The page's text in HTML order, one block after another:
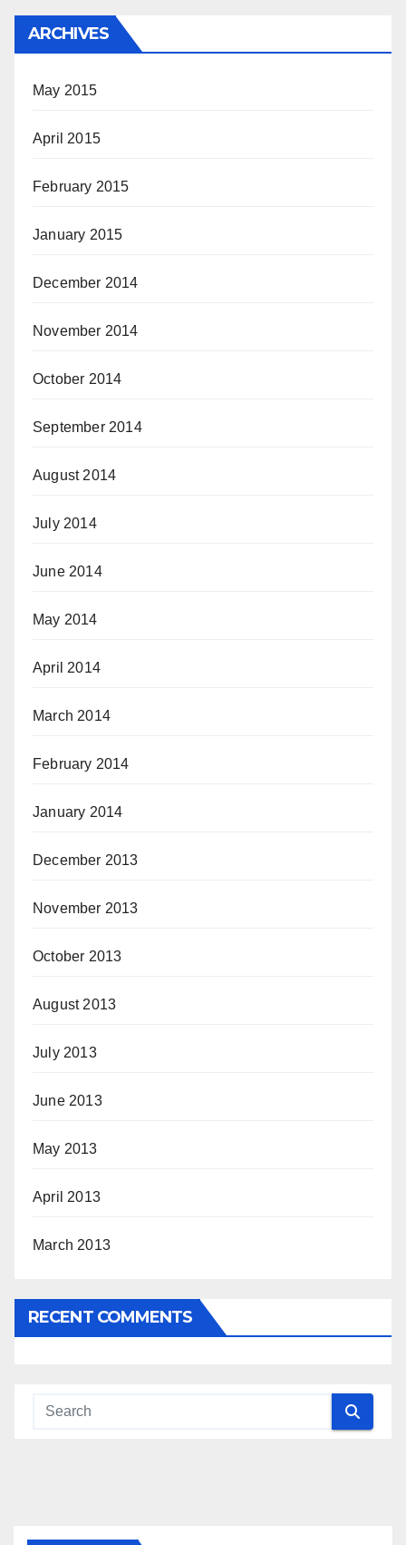
ARCHIVES
May 2015
April 2015
February 2015
January 2015
December 2014
November 2014
October 2014
September 2014
August 2014
July 2014
June 2014
May 2014
April 2014
March 2014
February 2014
January 2014
December 2013
November 2013
October 2013
August 2013
July 2013
June 2013
May 2013
April 2013
March 2013
RECENT COMMENTS